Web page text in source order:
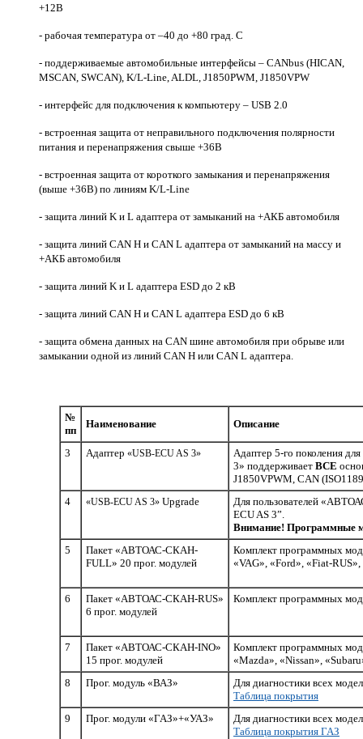
+12В
- рабочая температура от –40 до +80 град. С
- поддерживаемые автомобильные интерфейсы – CANbus (HICAN,
MSCAN, SWCAN), K/L-Line, ALDL, J1850PWM, J1850VPW
- интерфейс для подключения к компьютеру – USB 2.0
- встроенная защита от неправильного подключения полярности
питания и перенапряжения свыше +36В
- встроенная защита от короткого замыкания и перенапряжения
(выше +36В) по линиям K/L-Line
- защита линий K и L адаптера от замыканий на +АКБ автомобиля
- защита линий CAN H и CAN L адаптера от замыканий на массу и
+АКБ автомобиля
- защита линий K и L адаптера ESD до 2 кВ
- защита линий CAN H и CAN L адаптера ESD до 6 кВ
- защита обмена данных на CAN шине автомобиля при обрыве или
замыкании одной из линий CAN H или CAN L адаптера.
№
пп
Наименование Описание
3 Адаптер «USB-ECU AS 3»
Адаптер 5-го поколения
3» поддерживает ВСЕ
J1850VPWM, CAN
4
«USB-ECU AS 3» Upgrade
Для пользователей
ECU AS 3”.
Внимание! Программные
5
Пакет «АВТОАС-СКАН-
FULL» 20 прог. модулей
Комплект программных
«VAG», «Ford», «Fiat-
6
Пакет «АВТОАС-СКАН-RUS»
6 прог. модулей
Комплект программных
7
Пакет «АВТОАС-СКАН-INO»
15 прог. модулей
Комплект программных
«Mazda», «Nissan»,
8
Прог. модуль «ВАЗ»
Для диагностики всех
Таблица покрытия
9
Прог. модули «ГАЗ»+«УАЗ»
Для диагностики всех
Таблица покрытия ГАЗ